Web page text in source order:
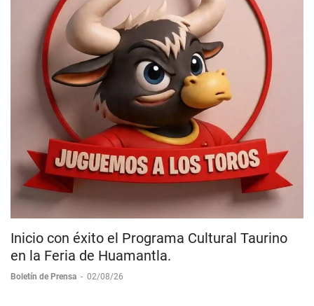
Inicio con éxito el Programa Cultural Taurino
en la Feria de Huamantla.
Boletín de Prensa - 02/08/26